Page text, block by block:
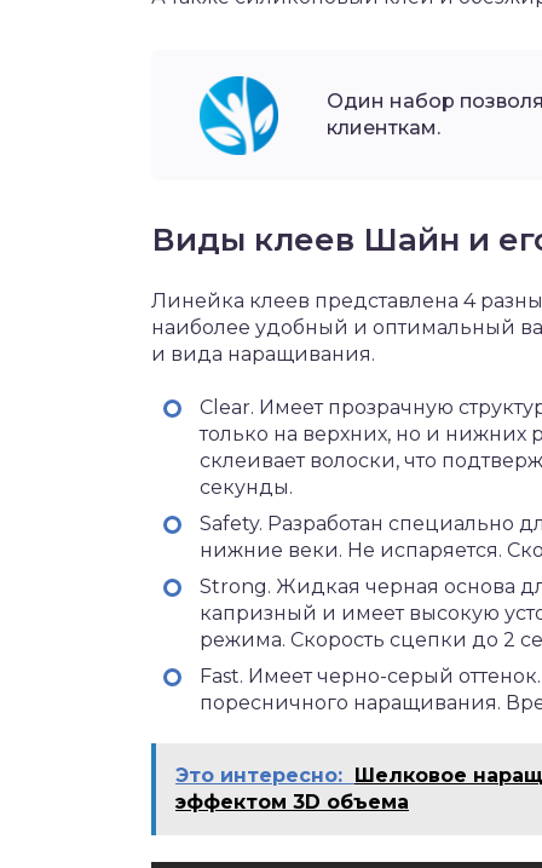
Один набор
клиенткам.
Виды клеев Шайн и
Линейка клеев представлена 4
наиболее удобный и оптимальный
и вида наращивания.
Clear. Имеет прозрачную
только на верхних, но и нижних
склеивает волоски, что
секунды.
Safety. Разработан специально
нижние веки. Не испаряется.
Strong. Жидкая черная основа
капризный и имеет высокую
режима. Скорость сцепки до 2
Fast. Имеет черно-серый
поресничного наращивания.
Это интересно: Шелковое
эффектом 3D объема